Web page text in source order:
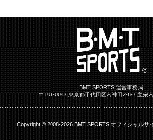
BMT SPORTS 運営事務局
〒101-0047 東京都千代田区内神田2-8-7 宝栄
Copyright © 2008-2026 BMT SPORTS オフィシャルサ